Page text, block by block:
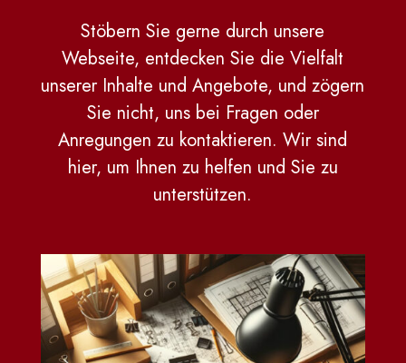
Stöbern Sie gerne durch unsere
Webseite, entdecken Sie die Vielfalt
unserer Inhalte und Angebote, und zögern
Sie nicht, uns bei Fragen oder
Anregungen zu kontaktieren. Wir sind
hier, um Ihnen zu helfen und Sie zu
unterstützen.